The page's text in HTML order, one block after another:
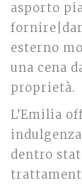
asporto
esterno
una cena
proprietà.
L’Emilia
dentro